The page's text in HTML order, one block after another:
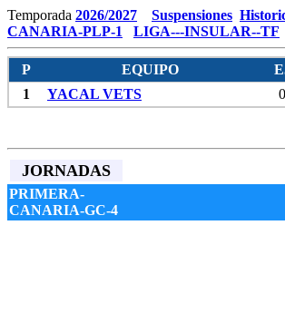
Temporada 2026/2027 Suspensiones
CANARIA-PLP-1
LIGA---INSULAR--TF
P EQUIPO
1
YACAL VETS 0
JORNADAS
PRIMERA-
CANARIA-GC-4